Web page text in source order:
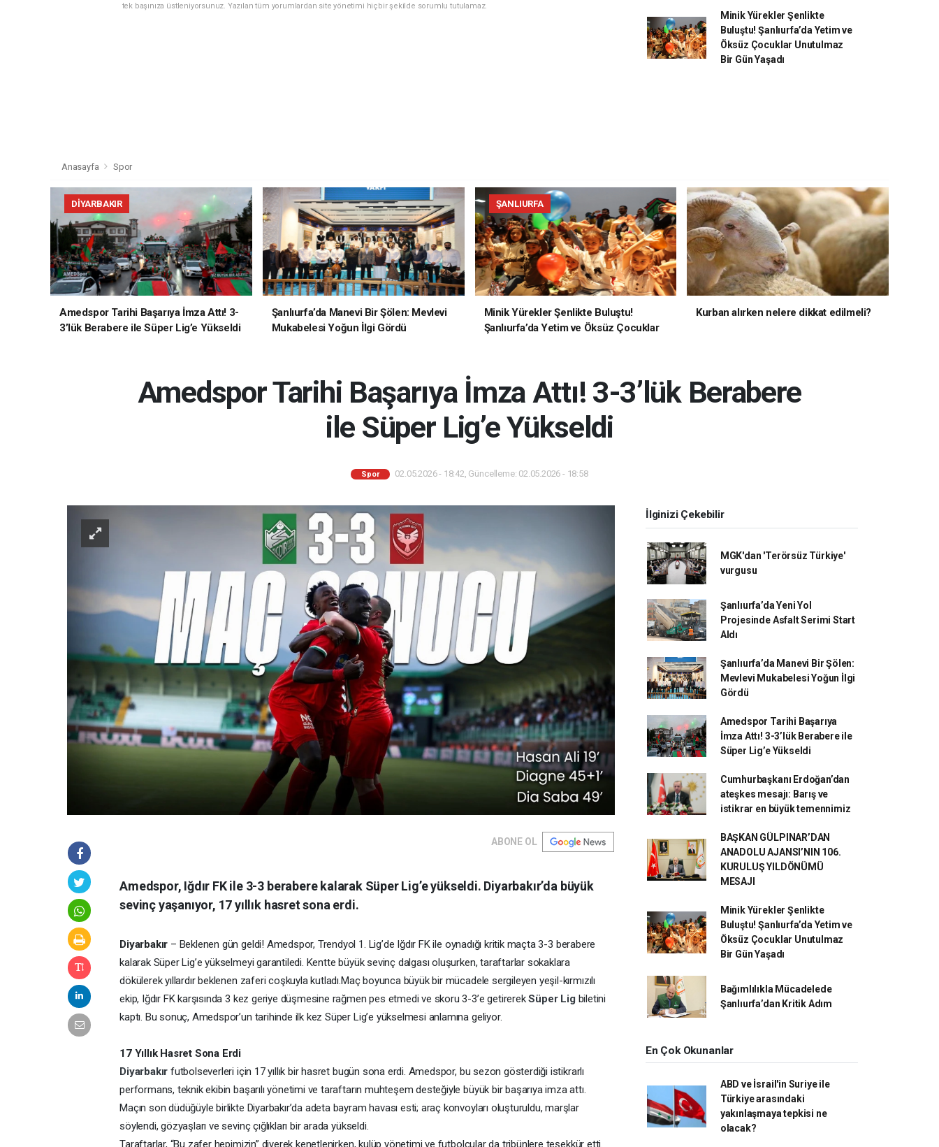
tek başınıza üstleniyorsunuz. Yazılan tüm yorumlardan site yönetimi hiçbir şekilde sorumlu tutulamaz.
Minik Yürekler Şenlikte
Buluştu! Şanlıurfa’da Yetim ve
Öksüz Çocuklar Unutulmaz
Bir Gün Yaşadı
Anasayfa Spor
DIYARBAKIR
Amedspor Tarihi Başarıya İmza Attı! 3-
3’lük Berabere ile Süper Lig’e Yükseldi
Şanlıurfa’da Manevi Bir Şölen: Mevlevi
Mukabelesi Yoğun İlgi Gördü
ŞANLIURFA
Minik Yürekler Şenlikte Buluştu!
Şanlıurfa’da Yetim ve Öksüz Çocuklar
Kurban alırken nelere dikkat edilmeli?
Amedspor Tarihi Başarıya İmza Attı! 3-3’lük Berabere
ile Süper Lig’e Yükseldi
Spor 02.05.2026 - 18:42, Güncelleme: 02.05.2026 - 18:58
ABONE OL
Amedspor, Iğdır FK ile 3-3 berabere kalarak Süper Lig’e yükseldi. Diyarbakır’da büyük
sevinç yaşanıyor, 17 yıllık hasret sona erdi.
Diyarbakır – Beklenen gün geldi! Amedspor, Trendyol 1. Lig’de Iğdır FK ile oynadığı kritik maçta 3-3 berabere
kalarak Süper Lig’e yükselmeyi garantiledi. Kentte büyük sevinç dalgası oluşurken, taraftarlar sokaklara
dökülerek yıllardır beklenen zaferi coşkuyla kutladı.Maç boyunca büyük bir mücadele sergileyen yeşil-kırmızılı
ekip, Iğdır FK karşısında 3 kez geriye düşmesine rağmen pes etmedi ve skoru 3-3’e getirerekSüper Lig biletini
kaptı. Bu sonuç, Amedspor’un tarihinde ilk kez Süper Lig’e yükselmesi anlamına geliyor.
17 Yıllık Hasret Sona Erdi
Diyarbakır futbolseverleri için 17 yıllık bir hasret bugün sona erdi. Amedspor, bu sezon gösterdiği istikrarlı
performans, teknik ekibin başarılı yönetimi ve taraftarın muhteşem desteğiyle büyük bir başarıya imza attı.
Maçın son düdüğüyle birlikte Diyarbakır’da adeta bayram havası esti; araç konvoyları oluşturuldu, marşlar
söylendi, gözyaşları ve sevinç çığlıkları bir arada yükseldi.
Taraftarlar, “Bu zafer hepimizin” diyerek kenetlenirken, kulüp yönetimi ve futbolcular da tribünlere teşekkür etti.
İlginizi Çekebilir
MGK'dan 'Terörsüz Türkiye'
vurgusu
Şanlıurfa’da Yeni Yol
Projesinde Asfalt Serimi Start
Aldı
Şanlıurfa’da Manevi Bir Şölen:
Mevlevi Mukabelesi Yoğun İlgi
Gördü
Amedspor Tarihi Başarıya
İmza Attı! 3-3’lük Berabere ile
Süper Lig’e Yükseldi
Cumhurbaşkanı Erdoğan’dan
ateşkes mesajı: Barış ve
istikrar en büyük temennimiz
BAŞKAN GÜLPINAR’DAN
ANADOLU AJANSI’NIN 106.
KURULUŞ YILDÖNÜMÜ
MESAJI
Minik Yürekler Şenlikte
Buluştu! Şanlıurfa’da Yetim ve
Öksüz Çocuklar Unutulmaz
Bir Gün Yaşadı
Bağımlılıkla Mücadelede
Şanlıurfa’dan Kritik Adım
En Çok Okunanlar
ABD ve İsrail'in Suriye ile
Türkiye arasındaki
yakınlaşmaya tepkisi ne
olacak?